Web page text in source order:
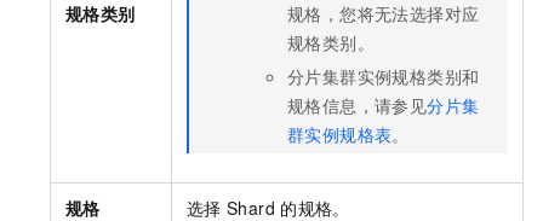
规格类别
规格，您将无法选择对应
规格类别。
分片集群实例规格类别和
规格信息，请参见分片集
群实例规格表。
规格 选择 Shard 的规格。